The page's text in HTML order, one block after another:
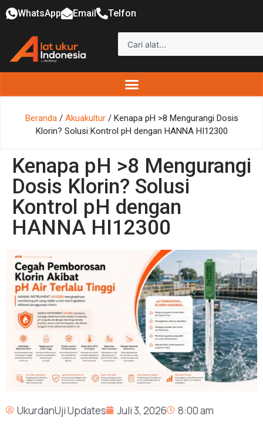
WhatsApp Email Telfon
Beranda/ Akuakultur/ Kenapa pH >8 Mengurangi Dosis
Klorin? Solusi Kontrol pH dengan HANNA HI12300
Kenapa pH >8 Mengurangi
Dosis Klorin? Solusi
Kontrol pH dengan
HANNA HI12300
UkurdanUji Updates Juli 3, 2026
8:00 am